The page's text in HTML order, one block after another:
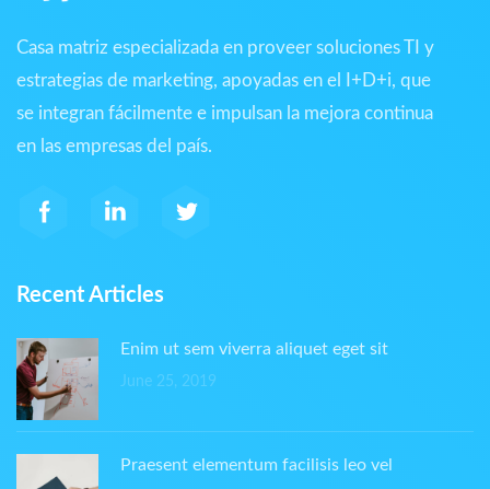
Casa matriz especializada en proveer soluciones TI y
estrategias de marketing, apoyadas en el I+D+i, que
se integran fácilmente e impulsan la mejora continua
en las empresas del país.
Recent Articles
Enim ut sem viverra aliquet eget sit
June 25, 2019
Praesent elementum facilisis leo vel